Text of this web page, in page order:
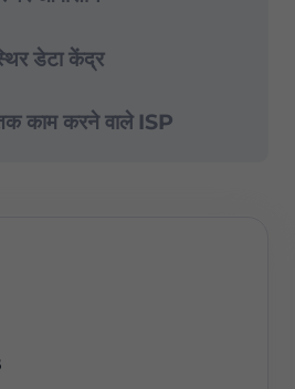
डेटा केंद्र
काम करने वाले ISP